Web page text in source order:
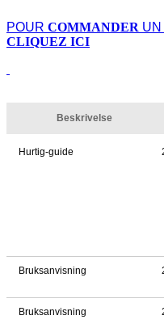
POUR COMMANDER
CLIQUEZ ICI
Beskrivelse
Hurtig-guide
Bruksanvisning
Bruksanvisning